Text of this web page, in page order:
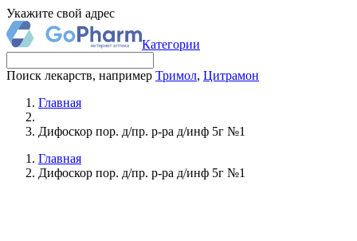
Укажите свой адрес
Категории
Поиск лекарств, например Тримол, Цитрамон
Главная
Дифоскор пор. д/пр. р-ра д/инф 5г №1
Главная
Дифоскор пор. д/пр. р-ра д/инф 5г №1